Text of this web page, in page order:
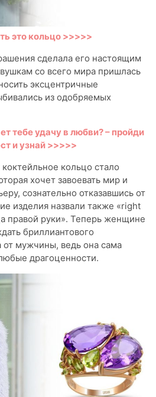
это кольцо >>>>>
сделала его настоящим
со всего мира пришлась
эксцентричные
из одобряемых
тебе удачу в любви? – пройди
и узнай >>>>>
кольцо стало
хочет завоевать мир и
сознательно отказавшись от
изделия назвали также «right
правой руки». Теперь женщине
бриллиантового
от мужчины, ведь она сама
драгоценности.